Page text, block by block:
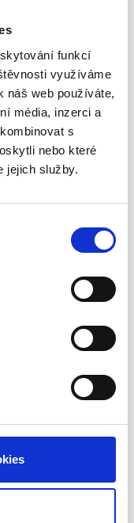
funkcí
využíváme
náš web používáte,
média, inzerci a
s
nebo které
jejich služby.
systémů od